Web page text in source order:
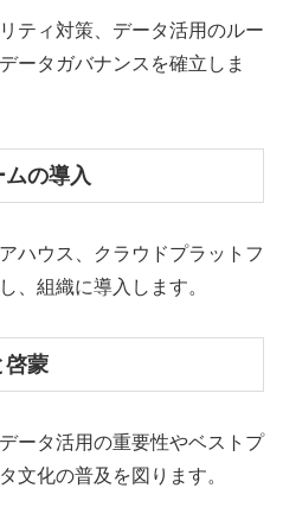
ティ対策、データ活用のルー
ータガバナンスを確立しま
の導入
ハウス、クラウドプラットフ
、組織に導入します。
啓蒙
ータ活用の重要性やベストプ
文化の普及を図ります。